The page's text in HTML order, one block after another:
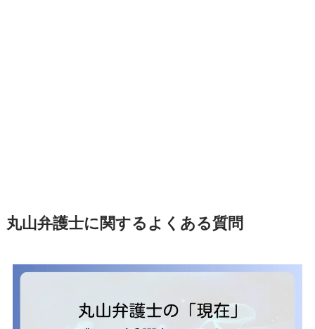
丸山弁護士に関するよくある質問